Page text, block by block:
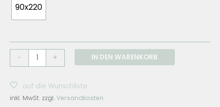
90x220
-
Lattenrost
mechanisch
-
+ IN DEN WARENKORB
auf die Wunschliste
inkl. MwSt. zzgl. Versandkosten